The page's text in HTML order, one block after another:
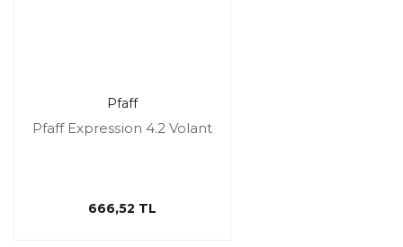
Pfaff
Pfaff Expression 4.2 Volant
666,52 TL